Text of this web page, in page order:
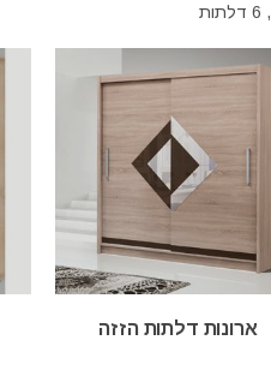
ארונות דלתות הזזה